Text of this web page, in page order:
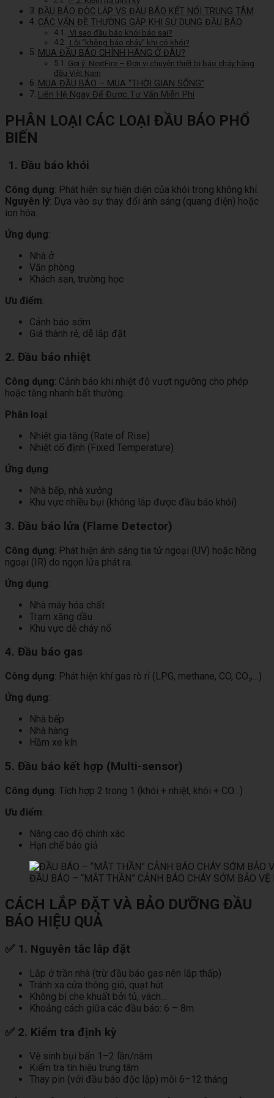
ĐẦU BÁO ĐỘC LẬP VS ĐẦU BÁO KẾT NỐI TRUNG TÂM
CÁC VẤN ĐỀ THƯỜNG GẶP KHI SỬ DỤNG ĐẦU BÁO
Vì sao đầu báo khói báo sai?
Lỗi “không báo cháy” khi có khói?
MUA ĐẦU BÁO CHÍNH HÃNG Ở ĐÂU?
Gợi ý: NextFire – Đơn vị chuyên thiết bị báo cháy hàng
đầu Việt Nam
MUA ĐẦU BÁO – MUA “THỜI GIAN SỐNG”
Liên Hệ Ngay Để Được Tư Vấn Miễn Phí
PHÂN LOẠI CÁC LOẠI ĐẦU BÁO PHỔ
BIẾN
1. Đầu báo khói
Công dụng: Phát hiện sự hiện diện của khói trong không khí.
Nguyên lý: Dựa vào sự thay đổi ánh sáng (quang điện) hoặc
ion hóa.
Ứng dụng:
Nhà ở
Văn phòng
Khách sạn, trường học
Ưu điểm:
Cảnh báo sớm
Giá thành rẻ, dễ lắp đặt
2. Đầu báo nhiệt
Công dụng: Cảnh báo khi nhiệt độ vượt ngưỡng cho phép
hoặc tăng nhanh bất thường.
Phân loại:
Nhiệt gia tăng (Rate of Rise)
Nhiệt cố định (Fixed Temperature)
Ứng dụng:
Nhà bếp, nhà xưởng
Khu vực nhiều bụi (không lắp được đầu báo khói)
3. Đầu báo lửa (Flame Detector)
Công dụng: Phát hiện ánh sáng tia tử ngoại (UV) hoặc hồng
ngoại (IR) do ngọn lửa phát ra.
Ứng dụng:
Nhà máy hóa chất
Trạm xăng dầu
Khu vực dễ cháy nổ
4. Đầu báo gas
Công dụng: Phát hiện khí gas rò rỉ (LPG, methane, CO, CO₂…)
Ứng dụng:
Nhà bếp
Nhà hàng
Hầm xe kín
5. Đầu báo kết hợp (Multi-sensor)
Công dụng: Tích hợp 2 trong 1 (khói + nhiệt, khói + CO…)
Ưu điểm:
Nâng cao độ chính xác
Hạn chế báo giả
ĐẦU BÁO – “MẮT THẦN” CẢNH BÁO CHÁY SỚM BẢO
CÁCH LẮP ĐẶT VÀ BẢO DƯỠNG ĐẦU
BÁO HIỆU QUẢ
✅ 1. Nguyên tắc lắp đặt
Lắp ở trần nhà (trừ đầu báo gas nên lắp thấp)
Tránh xa cửa thông gió, quạt hút
Không bị che khuất bởi tủ, vách…
Khoảng cách giữa các đầu báo: 6 – 8m
✅ 2. Kiểm tra định kỳ
Vệ sinh bụi bẩn 1–2 lần/năm
Kiểm tra tín hiệu trung tâm
Thay pin (với đầu báo độc lập) mỗi 6–12 tháng